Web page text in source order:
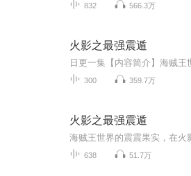
832 566.3万
火影之最强震遁
300 359.7万
火影之最强震遁
638 51.7万